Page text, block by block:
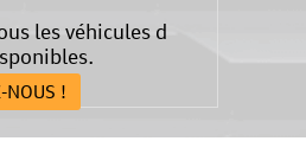
les véhicules d
NOUS !